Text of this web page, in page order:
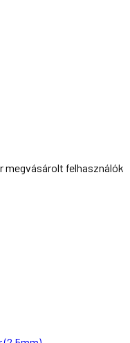
megvásárolt felhasználók